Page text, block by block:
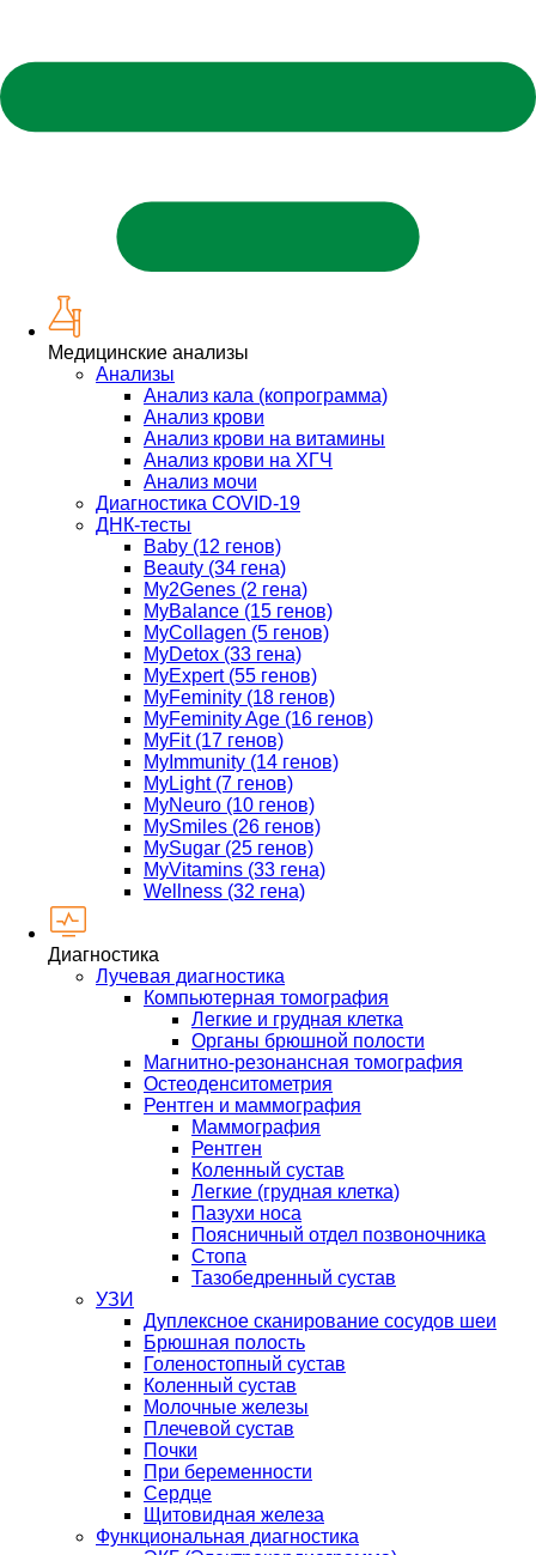
Медицинские анализы
Анализы
Анализ кала (копрограмма)
Анализ крови
Анализ крови на витамины
Анализ крови на ХГЧ
Анализ мочи
Диагностика COVID-19
ДНК-тесты
Baby (12 генов)
Beauty (34 гена)
My2Genes (2 гена)
MyBalance (15 генов)
MyCollagen (5 генов)
MyDetox (33 гена)
MyExpert (55 генов)
MyFeminity (18 генов)
MyFeminity Age (16 генов)
MyFit (17 генов)
MyImmunity (14 генов)
MyLight (7 генов)
MyNeuro (10 генов)
MySmiles (26 генов)
MySugar (25 генов)
MyVitamins (33 гена)
Wellness (32 гена)
Диагностика
Лучевая диагностика
Компьютерная томография
Легкие и грудная клетка
Органы брюшной полости
Магнитно-резонансная томография
Остеоденситометрия
Рентген и маммография
Маммография
Рентген
Коленный сустав
Легкие (грудная клетка)
Пазухи носа
Поясничный отдел позвоночника
Стопа
Тазобедренный сустав
УЗИ
Дуплексное сканирование сосудов шеи
Брюшная полость
Голеностопный сустав
Коленный сустав
Молочные железы
Плечевой сустав
Почки
При беременности
Сердце
Щитовидная железа
Функциональная диагностика